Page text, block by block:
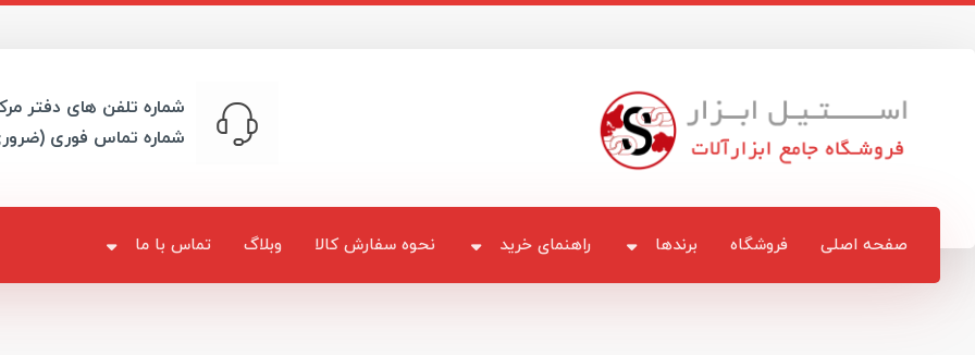
شماره تلفن های دفتر
شماره تماس فوری
صفحه اصلی فروشگاه برندها راهنمای خرید نحوه سفارش کالا وبلاگ تماس با ما